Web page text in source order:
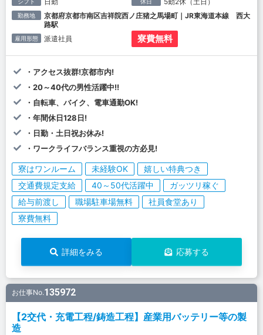
勤務地
京都府京都市南区吉祥院西ノ庄猪之馬場町｜JR東海道本線 西大
路駅
雇用形態 派遣社員 寮費無料
・アクセス抜群!京都市内!
・20～40代の男性活躍中!!
・自転車、バイク、電車通勤OK!
・年間休日128日!
・日勤・土日祝お休み!
・ワークライフバランス重視の方必見!
寮はワンルーム 未経験OK
嬉しい特典つき
交通費規定支給
40～50代活躍中
ガッツリ稼ぐ
給与前渡し
職場駐車場無料
社員食堂あり
寮費無料
詳細をみる 応募する
お仕事No.135972
【2交代・充電工程/鋳造工程】産業用バッテリー等の製
造